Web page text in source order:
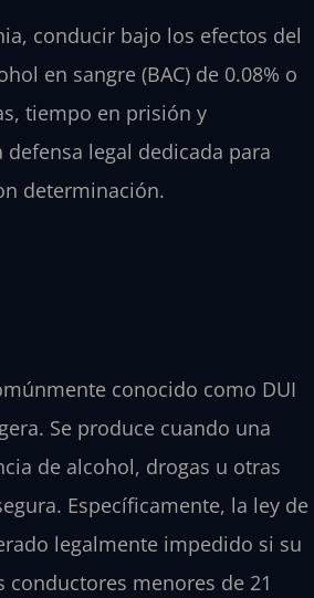
conducir bajo los efectos del
en sangre (BAC) de 0.08% o
tiempo en prisión y
defensa legal dedicada para
determinación.
conocido como DUI
Se produce cuando una
de alcohol, drogas u otras
Específicamente, la ley de
legalmente impedido si su
conductores menores de 21